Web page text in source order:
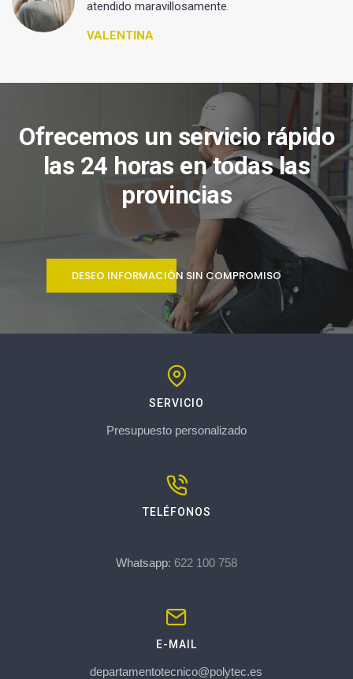
atendido maravillosamente.
VALENTINA
Ofrecemos un servicio rápido
las 24 horas en todas las
provincias
DESEO INFORMACIÓN SIN COMPROMISO
SERVICIO
Presupuesto personalizado
TELÉFONOS
Whatsapp: 622 100 758
E-MAIL
departamentotecnico@polytec.es